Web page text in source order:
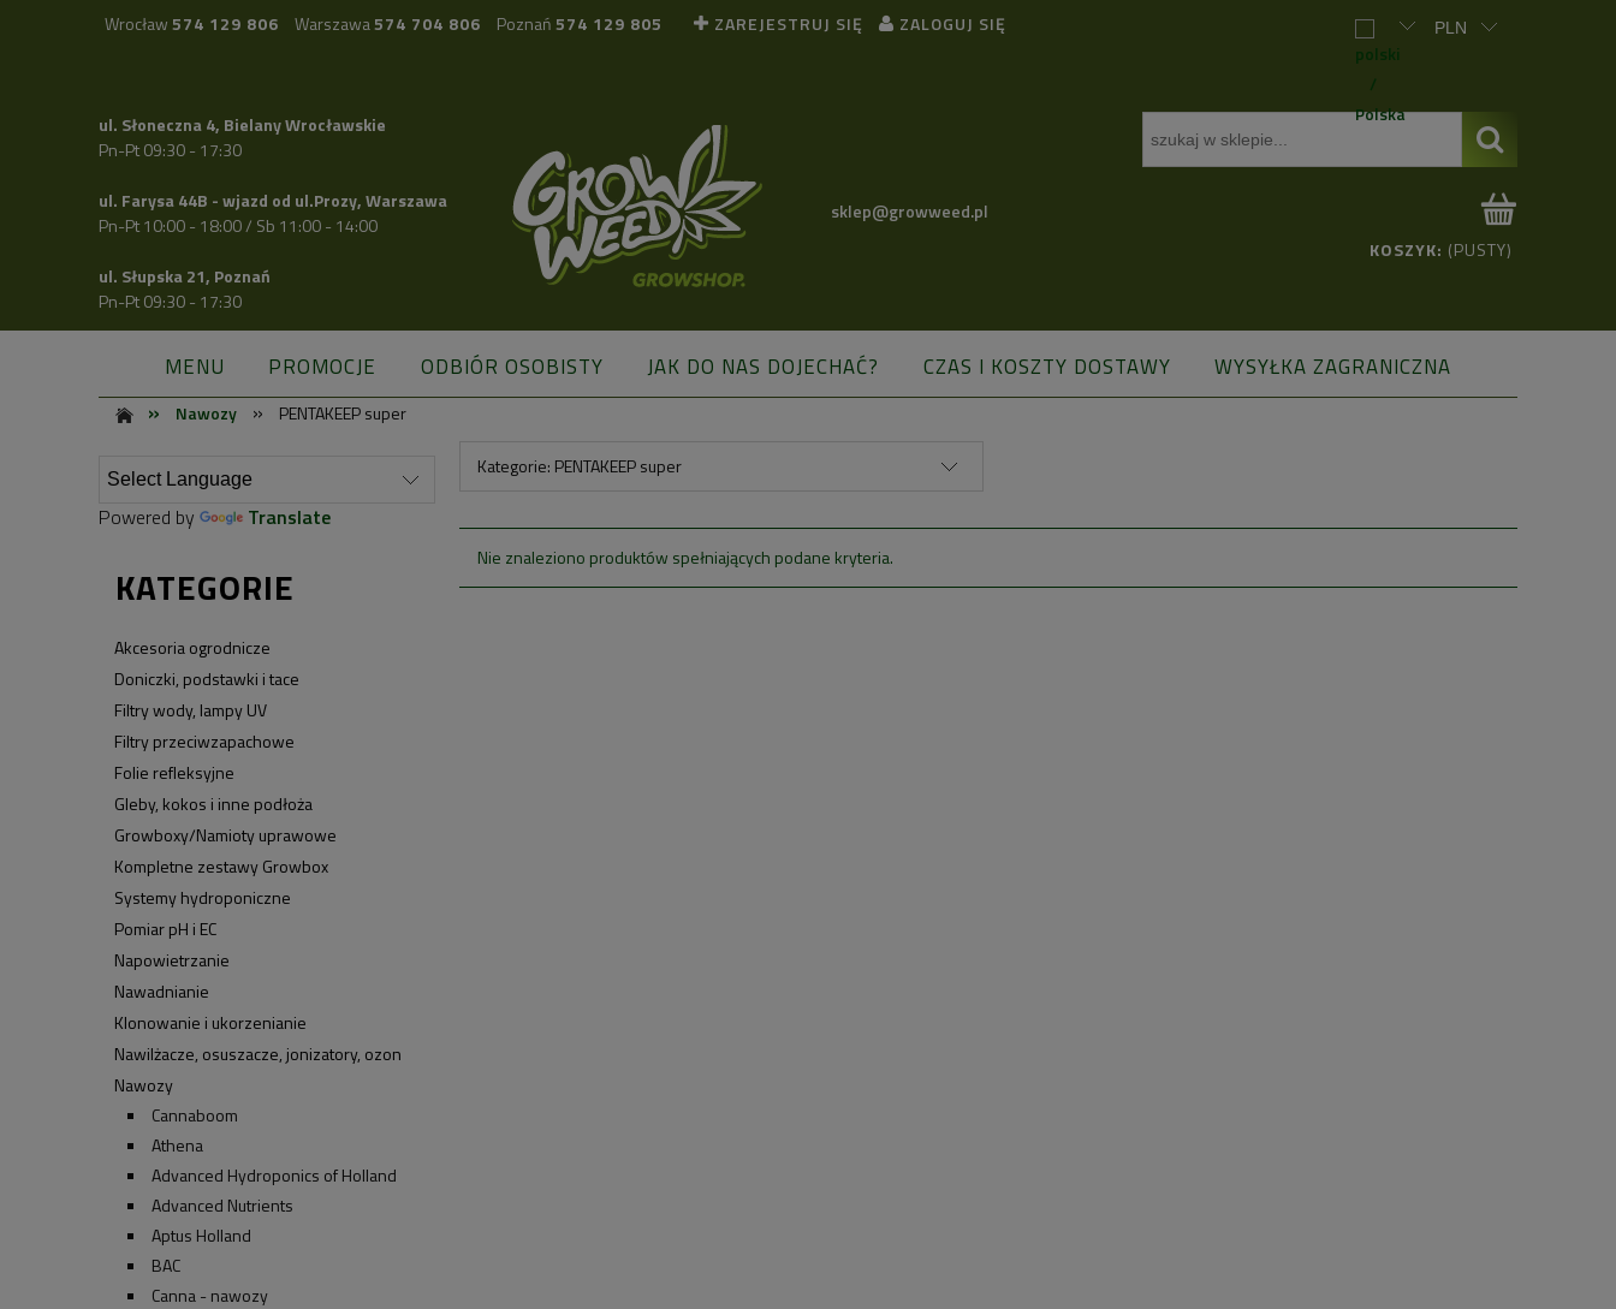
Wrocław 574 129 806 Warszawa574 704 806 Poznań 574 129 805 ZAREJESTRUJ SIĘ ZALOGUJ SIĘ
ul. Słoneczna 4, Bielany Wrocławskie
Pn-Pt 09:30 - 17:30
ul. Farysa 44B - wjazd od ul.Prozy, Warszawa
Pn-Pt 10:00 - 18:00 / Sb 11:00 - 14:00
ul. Słupska 21, Poznań
Pn-Pt 09:30 - 17:30
sklep@growweed.pl
KOSZYK: (PUSTY)
MENU PROMOCJE ODBIÓR OSOBISTY JAK DO NAS DOJECHAĆ? CZAS I KOSZTY DOSTAWY
WYSYŁKA ZAGRANICZNA
» Nawozy » PENTAKEEP super
Powered by Translate
KATEGORIE
Akcesoria ogrodnicze
Doniczki, podstawki i tace
Filtry wody, lampy UV
Filtry przeciwzapachowe
Folie refleksyjne
Gleby, kokos i inne podłoża
Growboxy/Namioty uprawowe
Kompletne zestawy Growbox
Systemy hydroponiczne
Pomiar pH i EC
Napowietrzanie
Nawadnianie
Klonowanie i ukorzenianie
Nawilżacze, osuszacze, jonizatory, ozon
Nawozy
Cannaboom
Athena
Advanced Hydroponics of Holland
Advanced Nutrients
Aptus Holland
BAC
Canna - nawozy
Kategorie: PENTAKEEP super
Nie znaleziono produktów spełniających podane kryteria.